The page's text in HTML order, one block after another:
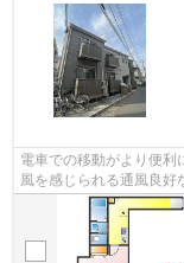
電車での移動がより便利
風を感じられる通風良好
りが特徴の物件です。こ